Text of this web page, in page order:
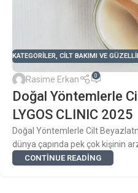
KATEGORILER, CILT BAKIMI VE
Rasime Erkan 0
Doğal Yöntemlerle
LYGOS CLINIC 2025
Doğal Yöntemlerle Cilt
dünya çapında pek çok kişinin
CONTINUE READING